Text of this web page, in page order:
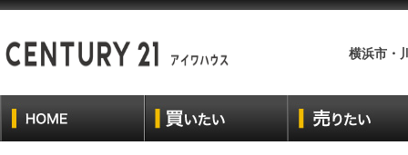
横浜市・